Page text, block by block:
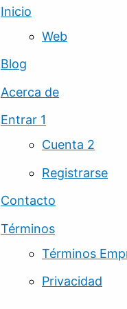
Inicio
Web
Blog
Acerca de
Entrar 1
Cuenta 2
Registrarse
Contacto
Términos
Términos
Privacidad